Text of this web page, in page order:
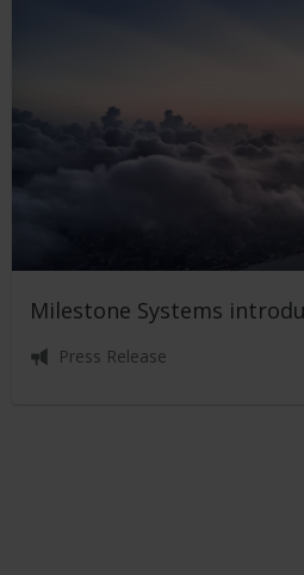
Milestone Systems
Press Release